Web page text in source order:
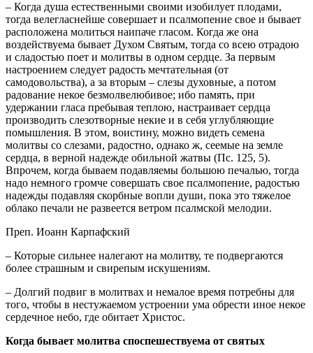
– Когда душа естественными своими изобилует плодами,
тогда велегласнейше совершает и псалмопение свое и бывает
расположена молиться наипаче гласом. Когда же она
воздействуема бывает Духом Святым, тогда со всею отрадою
и сладостью поет и молитвы в одном сердце. За первым
настроением следует радость мечтательная (от
самодовольства), а за вторым – слезы духовные, а потом
радование некое безмолвелюбивое; ибо память, при
удержании гласа пребывая теплою, настраивает сердца
производить слезотворные некие и в себя углубляющие
помышления. В этом, воистину, можно видеть семена
молитвы со слезами, радостно, однако ж, сеемые на земле
сердца, в верной надежде обильной жатвы (Пс. 125, 5).
Впрочем, когда бываем подавляемы большою печалью, тогда
надо немного громче совершать свое псалмопение, радостью
надежды подавляя скорбные вопли души, пока это тяжелое
облако печали не развеется ветром псалмской мелодии.
Преп. Иоанн Карпафский
– Которые сильнее налегают на молитву, те подвергаются
более страшным и свирепым искушениям.
– Долгий подвиг в молитвах и немалое время потребны для
того, чтобы в нестужаемом устроении ума обрести иное некое
сердечное небо, где обитает Христос.
Когда бывает молитва споспешествуема от святых